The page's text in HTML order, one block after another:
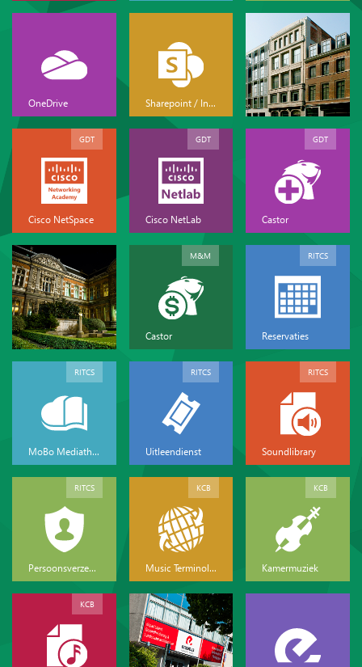
OneDrive Sharepoint / Intranet
Cisco NetSpace
GDT
Cisco NetLab
GDT
Castor
GDT
Castor
M&M
Reservaties
RITCS
MoBo Mediatheek
RITCS
Uitleendienst
RITCS
Soundlibrary
RITCS
Persoonsverzekeringen
RITCS
Music Terminology
KCB
Kamermuziek
KCB
KCB